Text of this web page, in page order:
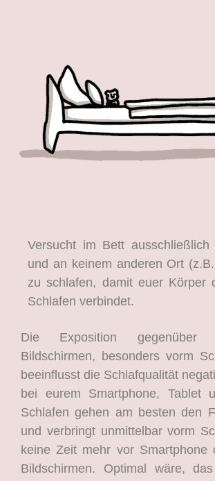
Versucht im Bett ausschließlich
und an keinem anderen Ort
zu schlafen, damit euer Körper
Schlafen verbindet.
Die Exposition gegenüber
Bildschirmen, besonders vorm
beeinflusst die Schlafqualität
bei eurem Smartphone, Tablet
Schlafen gehen am besten den
und verbringt unmittelbar vorm
keine Zeit mehr vor Smartphone
Bildschirmen. Optimal wäre,